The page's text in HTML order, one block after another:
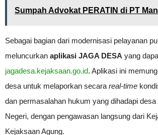
Sumpah Advokat PERATIN di PT
Sebagai bagian dari modernisasi pelayanan
meluncurkan aplikasi JAGA DESA yang
jagadesa.kejaksaan.go.id. Aplikasi ini
desa untuk melaporkan secara real-time
dan permasalahan hukum yang dihadapi
Negeri, dengan pengawasan langsung dari
Kejaksaan Agung.